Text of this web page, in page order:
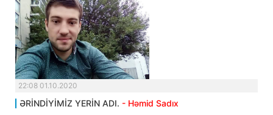
22:08 01.10.2020
ƏRİNDİYİMİZ YERİN ADI. - Həmid Sadıx